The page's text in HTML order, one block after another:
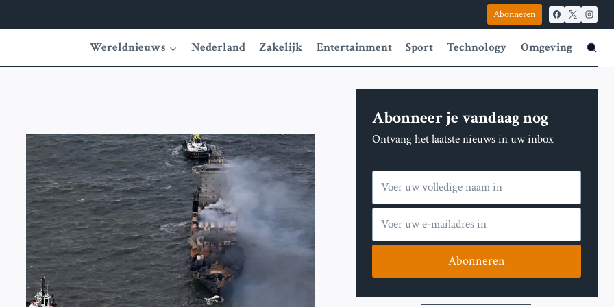
Abonneren
Wereldnieuws Nederland Zakelijk Entertainment Sport Technology Omgeving
Abonneer je vandaag nog
Ontvang het laatste nieuws in uw inbox
Abonneren